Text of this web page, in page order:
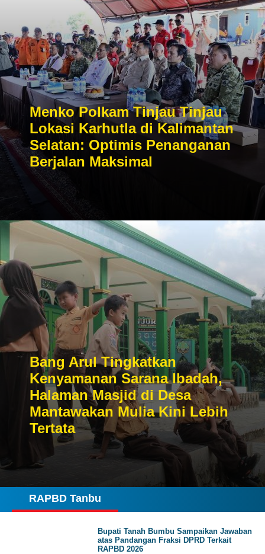
Menko Polkam Tinjau Tinjau
Lokasi Karhutla di Kalimantan
Selatan: Optimis Penanganan
Berjalan Maksimal
Bang Arul Tingkatkan
Kenyamanan Sarana Ibadah,
Halaman Masjid di Desa
Mantawakan Mulia Kini Lebih
Tertata
RAPBD Tanbu
Bupati Tanah Bumbu Sampaikan Jawaban
atas Pandangan Fraksi DPRD Terkait
RAPBD 2026